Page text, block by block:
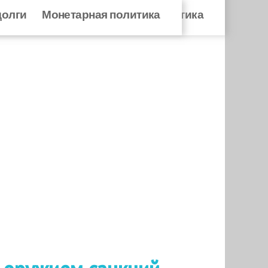
долги Монетарная политика
Монетарная политика